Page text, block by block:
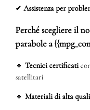
✔ Assistenza per
Perché scegliere il
parabole a
🔹 Tecnici certificati
satellitari
🔹 Materiali di alta